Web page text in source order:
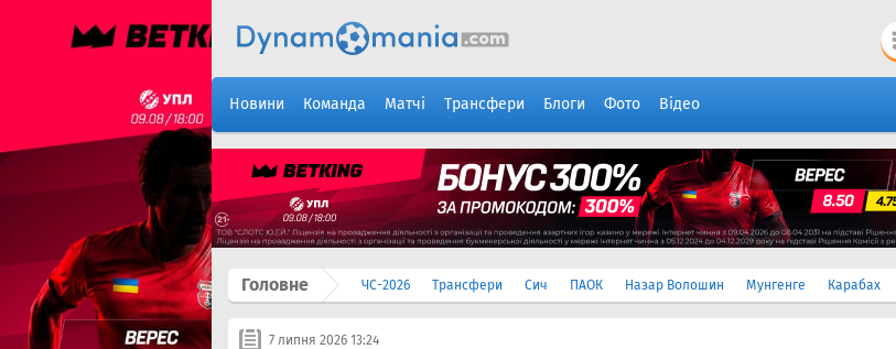
Новини Команда Матчі Трансфери Блоги Фото Відео
Головне ЧС-2026 Трансфери Сич ПАОК Назар Волошин Мунгенге Карабах
7 липня 2026 13:24